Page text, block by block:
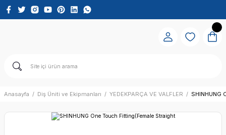
Anasayfa Diş Üniti ve Ekipmanları YEDEKPARÇA VE VALFLER SHINHUNG